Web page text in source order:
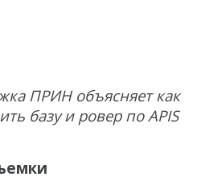
ПРИН объясняет как
базу и ровер по APIS